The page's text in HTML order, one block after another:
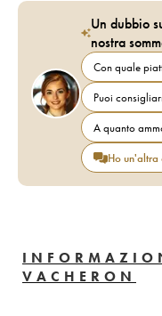
Un dubbio
nostra
Con quale
Puoi
A quanto
Ho un'altra
VACHERON